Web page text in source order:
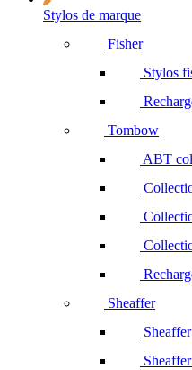
Stylos de marque
Fisher
Stylos
Tombow
ABT
Sheaffer